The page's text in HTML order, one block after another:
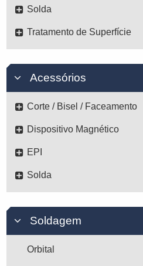
Solda
Tratamento de Superfície
Acessórios
Corte / Bisel / Faceamento
Dispositivo Magnético
EPI
Solda
Soldagem
Orbital